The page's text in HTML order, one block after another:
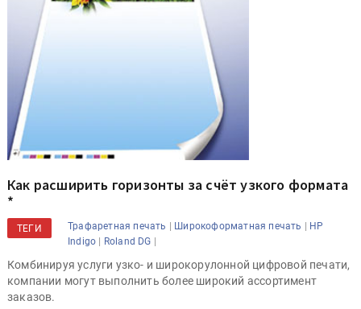
Как расширить горизонты за счёт узкого формата
*
ТЕГИ Трафаретная печать | Широкоформатная печать | HP
Indigo | Roland DG |
Комбинируя услуги узко- и широкорулонной цифровой печати,
компании могут выполнить более широкий ассортимент
заказов.